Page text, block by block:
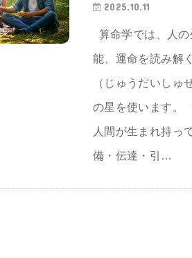
2025.10.11
算命学では、人
能、運命を読み解
（じゅうだいしゅ
の星を使います。
人間が生まれ持っ
備・伝達・引…